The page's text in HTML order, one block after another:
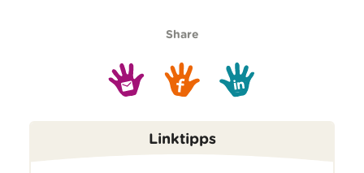
Share
Linktipps